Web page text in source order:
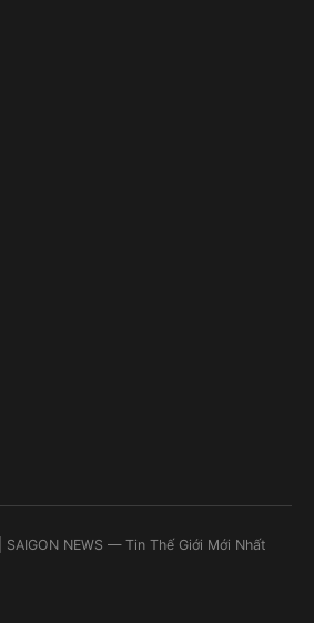
| SAIGON NEWS — Tin Thế Giới Mới Nhất